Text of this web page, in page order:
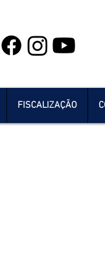
FISCALIZAÇÃO